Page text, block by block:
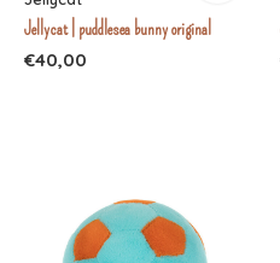
Jellycat | puddlesea bunny original
€40,00